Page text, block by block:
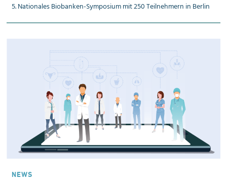
5. Nationales Biobanken-Symposium mit 250 Teilnehmern in Berlin
NEWS